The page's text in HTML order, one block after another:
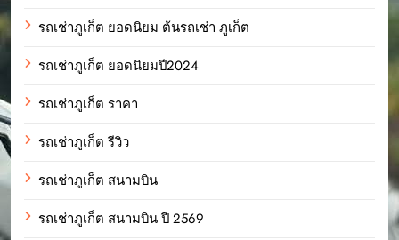
รถเช่าภูเก็ต ยอดนิยม ต้นรถเช่า ภูเก็ต
รถเช่าภูเก็ต ยอดนิยมปี2024
รถเช่าภูเก็ต ราคา
รถเช่าภูเก็ต รีวิว
รถเช่าภูเก็ต สนามบิน
รถเช่าภูเก็ต สนามบิน ปี 2569